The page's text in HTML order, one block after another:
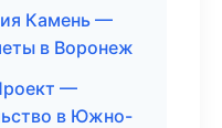
Камень —
в Воронеж
—
в Южно-